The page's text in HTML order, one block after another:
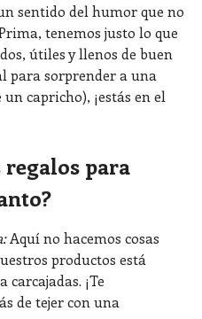
sentido del humor que no
tenemos justo lo que
útiles y llenos de buen
para sorprender a una
capricho), ¡estás en el
regalos para
Aquí no hacemos cosas
productos está
¡Te
de tejer con una